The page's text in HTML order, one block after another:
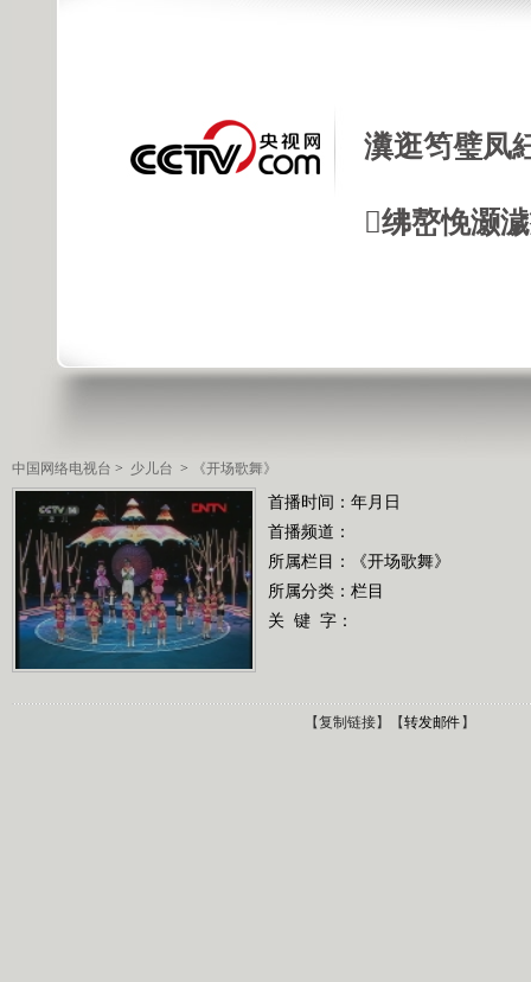
瀵逛笉璧凤
绋嶅悗灏
中国网络电视台 > 少儿台 > 《开场歌舞》
首播时间：年月日
首播频道：
所属栏目：
《开场歌舞》
所属分类：栏目
关 键 字：
【复制链接】【转发邮件】